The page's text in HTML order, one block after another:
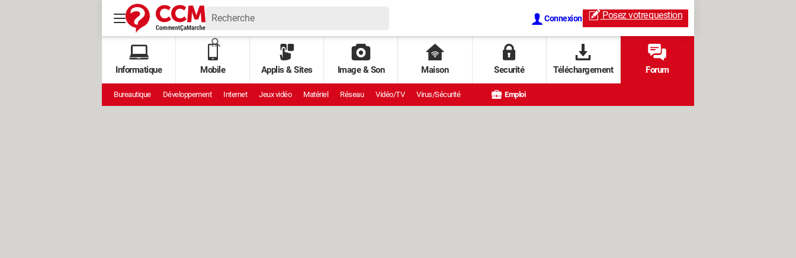
Connexion Posez votrequestion
Informatique Mobile Applis & Sites Image & Son Maison Securité Téléchargement Forum
Bureautique Développement Internet Jeux vidéo Matériel Réseau Vidéo/TV Virus/Sécurité Emploi